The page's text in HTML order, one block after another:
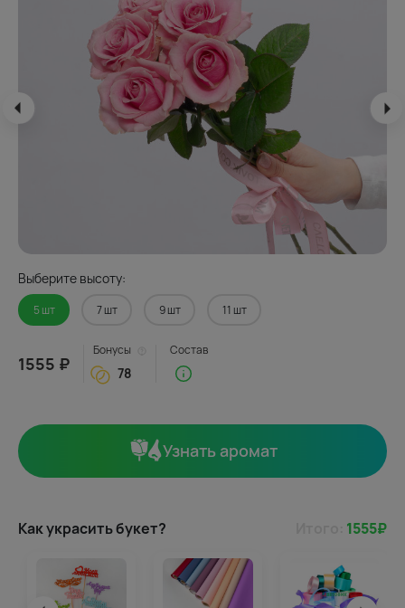
Выберите высоту:
5 шт 7 шт 9 шт 11 шт
1555 ₽
Бонусы
78
Состав
Узнать аромат
Как украсить букет? 1555₽